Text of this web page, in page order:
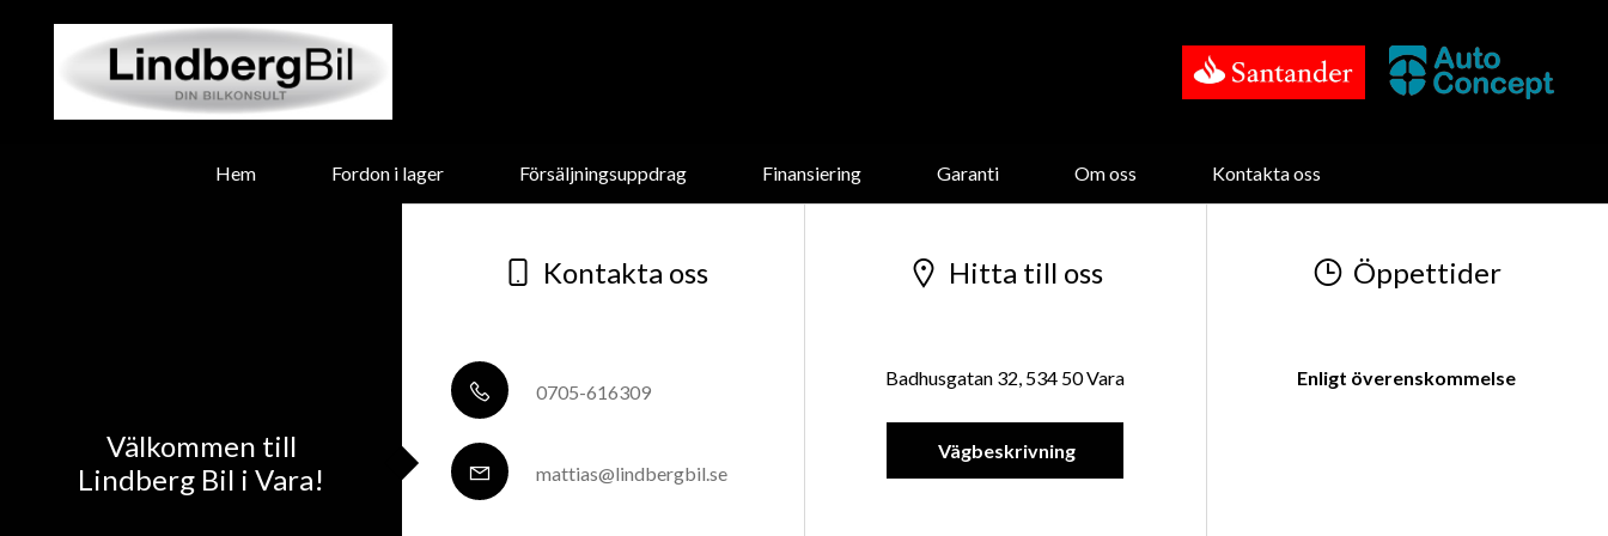
Hem Fordon i lager Försäljningsuppdrag Finansiering Garanti Om oss Kontakta oss
Välkommen till
Lindberg Bil i Vara!
Kontakta oss
0705-616309
mattias@lindbergbil.se
Hitta till oss
Badhusgatan 32, 534 50 Vara
Vägbeskrivning
Öppettider
Enligt överenskommelse